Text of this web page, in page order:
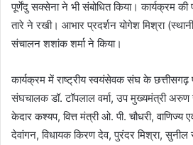
पूर्णेंदु सक्सेना ने भी संबोधित किया। कार्यक्रम
तारे ने रखी। आभार प्रदर्शन योगेश मिश्रा
संचालन शशांक शर्मा ने किया।
कार्यक्रम में राष्ट्रीय स्वयंसेवक संघ के छत्तीसगढ़
संघचालक डॉ. टॉपलाल वर्मा, उप मुख्यमंत्री अरुण
केदार कश्यप, वित्त मंत्री ओ. पी. चौधरी, वाणिज्य
देवांगन, विधायक किरण देव, पुरंदर मिश्रा,